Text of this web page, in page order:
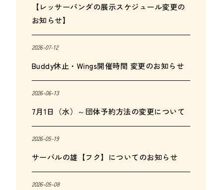
【レッサーパンダの展示スケジュール変更の
お知らせ】
2026-07-12
Buddy休止・Wings開催時間 変更のお知らせ
2026-06-13
7月1日（水）～団体予約方法の変更について
2026-05-19
サーバルの雄【フク】についてのお知らせ
2026-05-08